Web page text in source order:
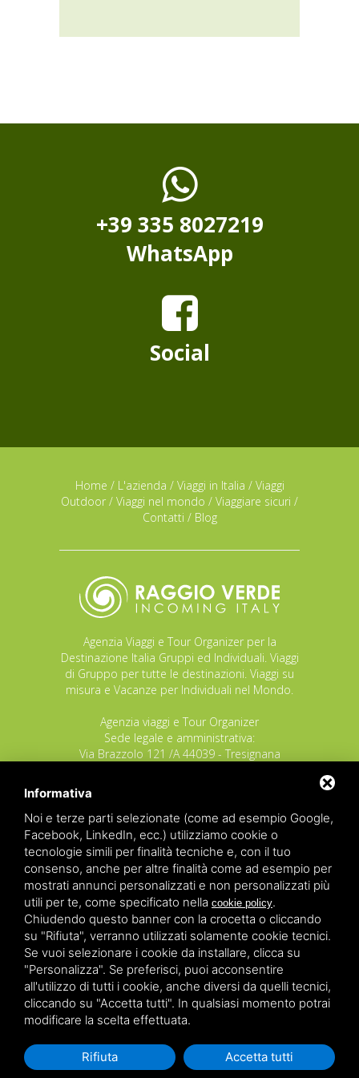
+39 335 8027219
WhatsApp
Social
Home / L'azienda / Viaggi in Italia / Viaggi
Outdoor / Viaggi nel mondo / Viaggiare sicuri /
Contatti / Blog
Agenzia Viaggi e Tour Organizer per la
Destinazione Italia Gruppi ed Individuali. Viaggi
di Gruppo per tutte le destinazioni. Viaggi su
misura e Vacanze per Individuali nel Mondo.
Agenzia viaggi e Tour Organizer
Sede legale e amministrativa:
Via Brazzolo 121 /A 44039 - Tresignana
POLIZZA RESPONSABILITA' CIVILE REVO N.
OX00020791 valida dal 12/11/2025 al
12/11/2026
POLIZZA FONDO GARANZIA INSOLVENZA
REVO N. OX00043679 valida dal 03/03/26 al
03/03/27
Copyrights – 2026 Raggio Verde Incoming Italy by Raggio
Verde Incoming Italy di Nagliati dott.ssa Ilaria –
Deltacommerce srlAll rights reserved.
Partita IVA 01428530388 - C.F NGLLRI66L56D548L - Numero
REA - Camera di Commercio Ferrara 166627/1998 Licenza
agenzia di viaggio: autorizzazione Provincia di Ferrara n.
102131 del 02 Dicembre 2008 -
Sitemap - Privacy Legal
Informativa
Noi e terze parti selezionate (come ad esempio Google,
Facebook, LinkedIn, ecc.) utilizziamo cookie o
tecnologie simili per finalità tecniche e, con il tuo
consenso, anche per altre finalità come ad esempio per
mostrati annunci personalizzati e non personalizzati più
utili per te, come specificato nella cookie policy.
Chiudendo questo banner con la crocetta o cliccando
su "Rifiuta", verranno utilizzati solamente cookie tecnici.
Se vuoi selezionare i cookie da installare, clicca su
"Personalizza". Se preferisci, puoi acconsentire
all'utilizzo di tutti i cookie, anche diversi da quelli tecnici,
cliccando su "Accetta tutti". In qualsiasi momento potrai
modificare la scelta effettuata.
Rifiuta Accetta tutti